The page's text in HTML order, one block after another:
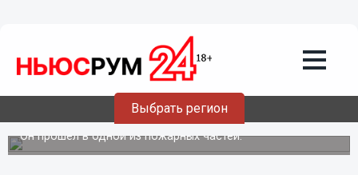
Выбрать регион
12.11.201413:20
Необычный фотопроект представлен
в Нижнем Новгороде
Он прошел в одной из пожарных частей.